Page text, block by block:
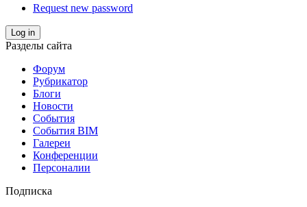
Request new password
Log in
Разделы сайта
Форум
Рубрикатор
Блоги
Новости
События
События BIM
Галереи
Конференции
Персоналии
Подписка